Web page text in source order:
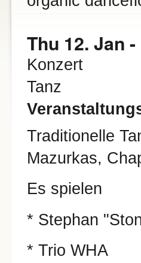
Thu 12. Jan -
Konzert
Tanz
Traditionelle
Mazurkas,
Es spielen
* Stephan
* Trio WHA